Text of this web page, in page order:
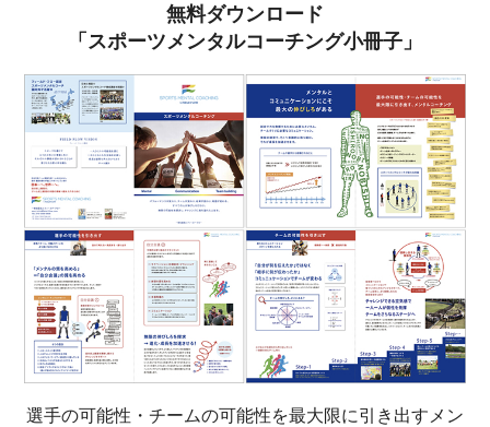
無料ダウンロード
「スポーツメンタルコーチング小冊子」
選手の可能性・チームの可能性を最大限に引き出すメン